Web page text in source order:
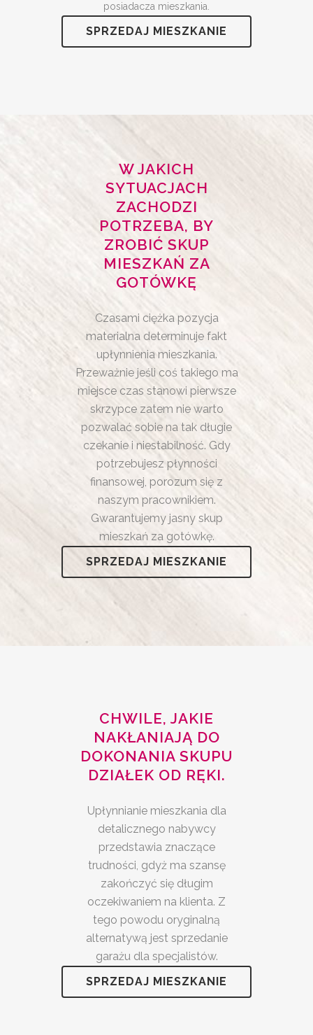
posiadacza mieszkania.
SPRZEDAJ MIESZKANIE
W JAKICH
SYTUACJACH
ZACHODZI
POTRZEBA, BY
ZROBIĆ SKUP
MIESZKAŃ ZA
GOTÓWKĘ
Czasami ciężka pozycja
materialna determinuje fakt
upłynnienia mieszkania.
Przeważnie jeśli coś takiego ma
miejsce czas stanowi pierwsze
skrzypce zatem nie warto
pozwalać sobie na tak długie
czekanie i niestabilność. Gdy
potrzebujesz płynności
finansowej, porozum się z
naszym pracownikiem.
Gwarantujemy jasny skup
mieszkań za gotówkę.
SPRZEDAJ MIESZKANIE
CHWILE, JAKIE
NAKŁANIAJĄ DO
DOKONANIA SKUPU
DZIAŁEK OD RĘKI.
Upłynnianie mieszkania dla
detalicznego nabywcy
przedstawia znaczące
trudności, gdyż ma szansę
zakończyć się długim
oczekiwaniem na klienta. Z
tego powodu oryginalną
alternatywą jest sprzedanie
garażu dla specjalistów.
SPRZEDAJ MIESZKANIE